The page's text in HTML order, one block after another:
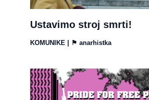
Ustavimo stroj smrti!
KOMUNIKE | ⚑ anarhistka